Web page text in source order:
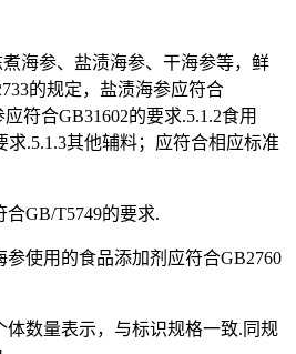
海参、盐渍海参、干海参等，鲜
的规定，盐渍海参应符合
符合GB31602的要求.5.1.2食用
求.5.1.3其他辅料；应符合相应标准
GB/T5749的要求.
参使用的食品添加剂应符合GB2760
体数量表示，与标识规格一致.同规